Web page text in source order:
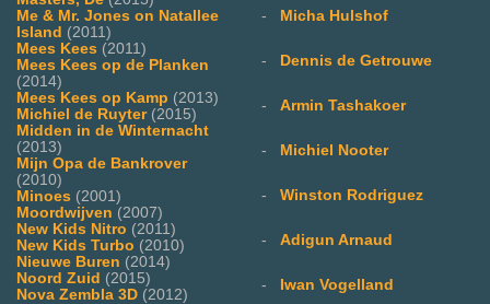
Me & Mr. Jones on Natallee
Island (2011)
Mees Kees (2011)
Mees Kees op de Planken
(2014)
Mees Kees op Kamp (2013)
Michiel de Ruyter(2015)
Midden in de Winternacht
(2013)
Mijn Opa de Bankrover
(2010)
Minoes (2001)
Moordwijven (2007)
New Kids Nitro (2011)
New Kids Turbo (2010)
Nieuwe Buren (2014)
Noord Zuid (2015)
Nova Zembla 3D (2012)
- Micha Hulshof
- Dennis de Getrouwe
- Armin Tashakoer
- Michiel Nooter
- Winston Rodriguez
- Adigun Arnaud
- Iwan Vogelland